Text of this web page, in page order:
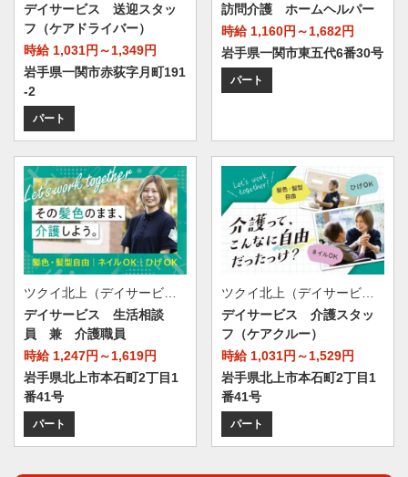
デイサービス 送迎スタッ
フ（ケアドライバー）
時給 1,031円～1,349円
岩手県一関市赤荻字月町191
-2
パート
訪問介護 ホームヘルパー
時給 1,160円～1,682円
岩手県一関市東五代6番30号
パート
ツクイ北上（デイサービス）
デイサービス 生活相談
員 兼 介護職員
時給 1,247円～1,619円
岩手県北上市本石町2丁目1
番41号
パート
ツクイ北上（デイサービス）
デイサービス 介護スタッ
フ（ケアクルー）
時給 1,031円～1,529円
岩手県北上市本石町2丁目1
番41号
パート